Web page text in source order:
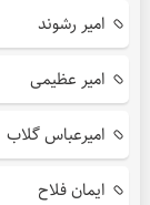
امیر رشوند
امیر عظیمی
امیرعباس گلاب
ایمان فلاح